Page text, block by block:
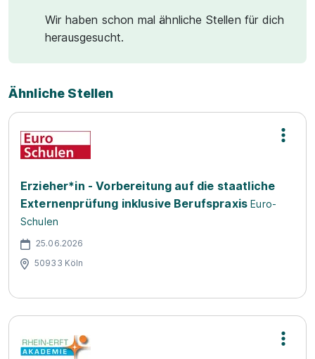
Wir haben schon mal ähnliche Stellen für dich
herausgesucht.
Ähnliche Stellen
Erzieher*in - Vorbereitung auf die staatliche
Externenprüfung inklusive Berufspraxis Euro-
Schulen
25.06.2026
50933 Köln